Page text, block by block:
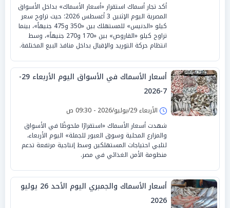
أكد تجار أسماك استقرار «أسعار الأسماك» بداخل الأسواق
المصرية اليوم الإثنين 3 أغسطس 2026؛ حيث تراوح سعر
كيلو «الدنيس» للمستهلك بين «350 و475 جنيهاً»، بينما
تراوح كيلو «القاروص» بين «170 و270 جنيهاً»، وسط
انتظام حركة التوريد والإقبال بداخل منافذ البيع المختلفة.
أسعار الأسماك في الأسواق اليوم الأربعاء 29-
7-2026
الأربعاء 29/يوليو/2026 - 09:30 ص
شهدت أسعار الأسماك «استقرارًا ملحوظًا في الأسواق
والمزارع المحلية وسوق العبور للجملة» اليوم الأربعاء،
لتلبي احتياجات المستهلكين وسط إنتاجية مرتفعة تدعم
منظومة الأمن الغذائي في مصر.
أسعار الأسماك والجمبري اليوم الأحد 26 يوليو
2026